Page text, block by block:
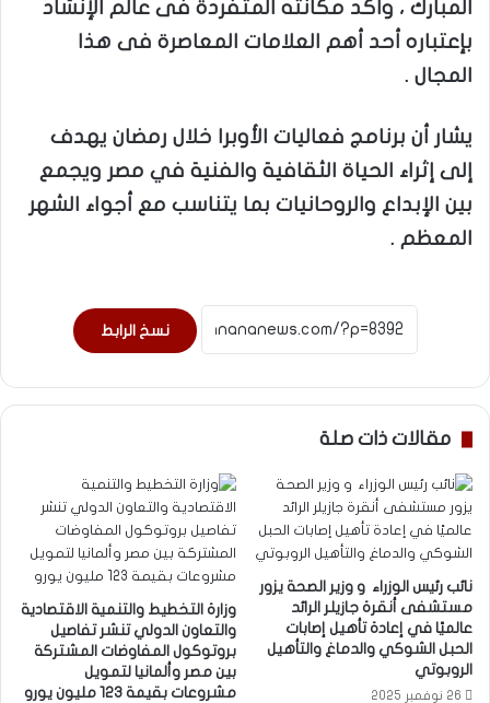
المبارك ، وأكد مكانته المتفردة فى عالم الإنشاد
بإعتباره أحد أهم العلامات المعاصرة فى هذا
المجال .
يشار أن برنامج فعاليات الأوبرا خلال رمضان يهدف
إلى إثراء الحياة الثقافية والفنية في مصر ويجمع
بين الإبداع والروحانيات بما يتناسب مع أجواء الشهر
المعظم .
نسخ الرابط
مقالات ذات صلة
نائب رئيس الوزراء و وزير الصحة يزور
مستشفى أنقرة جازيلر الرائد
عالميًا في إعادة تأهيل إصابات
الحبل الشوكي والدماغ والتأهيل
الروبوتي
26 نوفمبر 2025
وزارة التخطيط والتنمية الاقتصادية
والتعاون الدولي تنشر تفاصيل
بروتوكول المفاوضات المشتركة
بين مصر وألمانيا لتمويل
مشروعات بقيمة 123 مليون يورو